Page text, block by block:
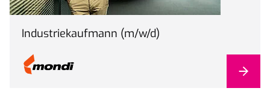
Industriekaufmann (m/w/d)